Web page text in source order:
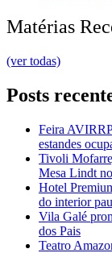
Matérias
(ver todas)
Posts
Feira
estandes
Tivoli
Mesa Lindt
Hotel
do interior
Vila Galé
dos Pais
Teatro